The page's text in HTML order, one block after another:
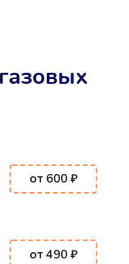
от 600 ₽
от 490 ₽